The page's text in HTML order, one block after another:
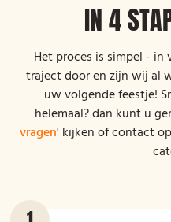
IN 4
Het proces is simpel -
traject door en zijn wij al
uw volgende feestje!
helemaal? dan kunt u
vragen' kijken of contact